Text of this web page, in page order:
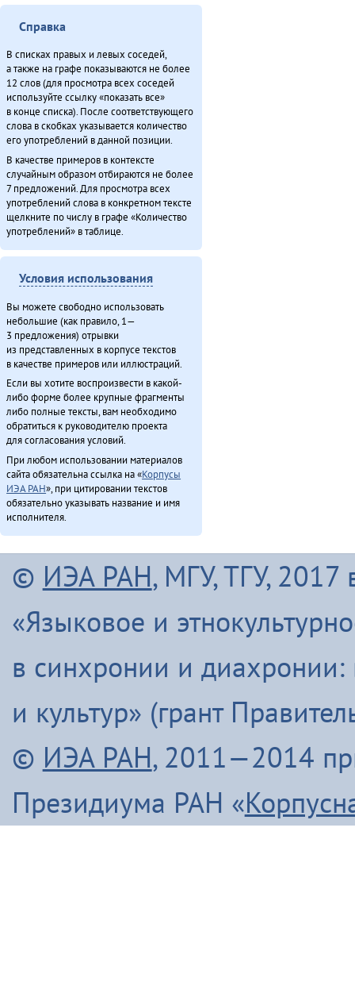
Севергарду хэгды документ (2013)
Северӈи тэгэды гукчанкит историян (2013)
Туруӈи авгарачимнил техникумду 70 анӈанил [1] (2013)
Хавал мудана ачин (2013)
Эӈэсил асал (2013)
Япониядук матал (2013)
Итого
Справка
В списках правых и левых соседей,
а также на графе показываются не более
12 слов (для просмотра всех соседей
используйте ссылку «показать все»
в конце списка). После соответствующего
слова в скобках указывается количество
его употреблений в данной позиции.
В качестве примеров в контексте
случайным образом отбираются не более
7 предложений. Для просмотра всех
употреблений слова в конкретном тексте
щелкните по числу в графе «Количество
употреблений» в таблице.
Условия использования
Вы можете свободно использовать
небольшие (как правило, 1—
3 предложения) отрывки
из представленных в корпусе текстов
в качестве примеров или иллюстраций.
Если вы хотите воспроизвести в какой-
либо форме более крупные фрагменты
либо полные тексты, вам необходимо
обратиться к руководителю проекта
для согласования условий.
При любом использовании материалов
сайта обязательна ссылка на «Корпусы
ИЭА РАН», при цитировании текстов
обязательно указывать название и имя
исполнителя.
© ИЭА РАН, МГУ, ТГУ, 2017
«Языковое и
в синхронии и диахронии:
и культур» (грант
© ИЭА РАН, 2011—2014
Президиума РАН «